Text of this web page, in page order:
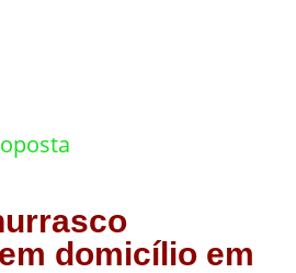
domicílio em